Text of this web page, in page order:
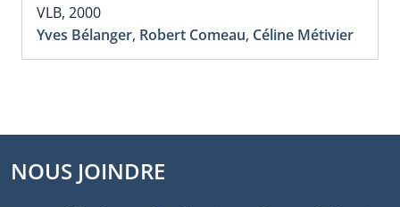
VLB, 2000
Yves Bélanger, Robert Comeau, Céline Métivier
NOUS JOINDRE